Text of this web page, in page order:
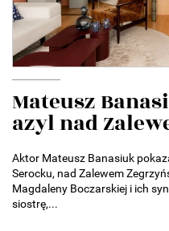
Mateusz
azyl nad
Aktor Mateusz Banasiuk
Serocku, nad Zalewem
Magdaleny Boczarskiej i ich
siostrę,...